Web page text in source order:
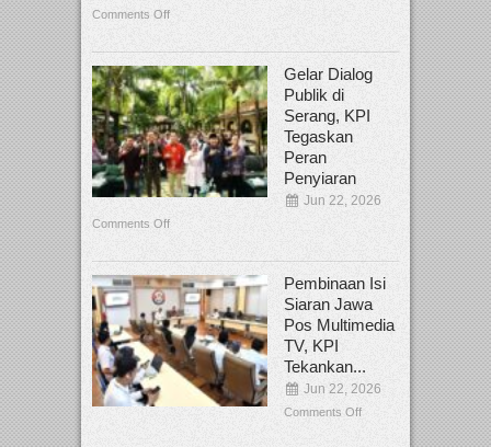
Comments Off
Gelar Dialog
Publik di
Serang, KPI
Tegaskan
Peran
Penyiaran
Jun 22, 2026
Comments Off
Pembinaan Isi
Siaran Jawa
Pos Multimedia
TV, KPI
Tekankan...
Jun 22, 2026
Comments Off